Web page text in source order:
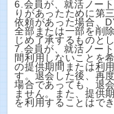
6.会員が、就活ノー
りがあったために第
依頼があった場合、
全部または一部を削
じめ了承するものとし
7.会員が、就活ノー
間利用しないことを
の提供期間または利
す。退会した後、再
場合であっても、退
ません。また、提供
を利用することはで